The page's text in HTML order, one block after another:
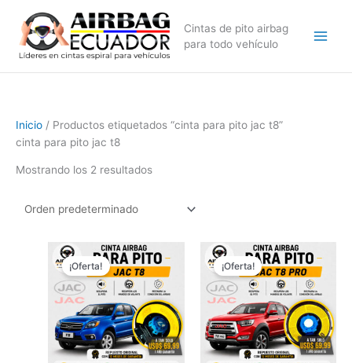
contenido
Cintas de pito airbag
para todo vehículo
Inicio / Productos etiquetados “cinta para pito jac t8”
cinta para pito jac t8
Mostrando los 2 resultados
¡Oferta!
precio
original
era:
$99,99.
El
precio
actual
es:
$69,99.
¡Oferta!
precio
original
era:
$99,99.
El
precio
actual
es:
$69,99.